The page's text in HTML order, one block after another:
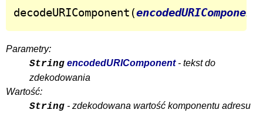
decodeURIComponent(encodedURIComponent
Parametry:
String encodedURIComponent- tekst do
zdekodowania
Wartość:
String - zdekodowana wartość komponentu adresu